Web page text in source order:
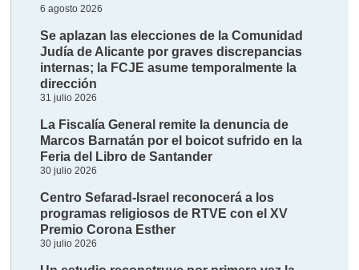
6 agosto 2026
Se aplazan las elecciones de la Comunidad
Judía de Alicante por graves discrepancias
internas; la FCJE asume temporalmente la
dirección
31 julio 2026
La Fiscalía General remite la denuncia de
Marcos Barnatán por el boicot sufrido en la
Feria del Libro de Santander
30 julio 2026
Centro Sefarad-Israel reconocerá a los
programas religiosos de RTVE con el XV
Premio Corona Esther
30 julio 2026